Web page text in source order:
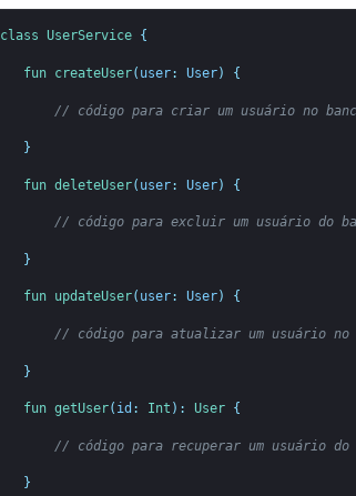
class UserService {
fun createUser( user: User) {
// código para criar um usuário no
}
fun deleteUser( user: User) {
// código para excluir um usuário do
}
fun updateUser( user: User) {
// código para atualizar um usuário no
}
fun getUser( id : Int ) : User {
// código para recuperar um usuário do
}